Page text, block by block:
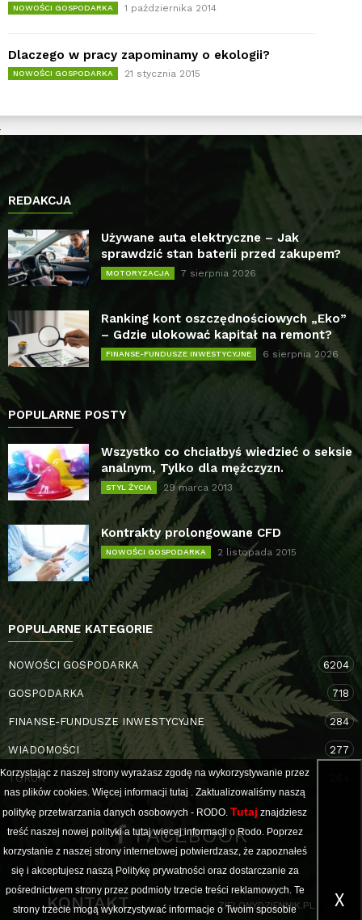
NOWOŚCI GOSPODARKA 1 października 2014
Dlaczego w pracy zapominamy o ekologii?
NOWOŚCI GOSPODARKA 21 stycznia 2015
REDAKCJA
Używane auta elektryczne – Jak
sprawdzić stan baterii przed zakupem?
MOTORYZACJA 7 sierpnia 2026
Ranking kont oszczędnościowych „Eko”
– Gdzie ulokować kapitał na remont?
FINANSE-FUNDUSZE INWESTYCYJNE 6 sierpnia 2026
POPULARNE POSTY
Wszystko co chciałbyś wiedzieć o seksie
analnym, Tylko dla mężczyzn.
STYL ŻYCIA 29 marca 2013
Kontrakty prolongowane CFD
NOWOŚCI GOSPODARKA 2 listopada 2015
POPULARNE KATEGORIE
NOWOŚCI GOSPODARKA 6204
GOSPODARKA 718
FINANSE-FUNDUSZE INWESTYCYJNE 284
WIADOMOŚCI 277
TORUŃ
FACEBOOK
KONTAKT ZIELONYDZIENNIK.PL
Korzystając z naszej strony wyrażasz zgodę na wykorzystywanie przez
nas plików cookies. Więcej informacji tutaj . Zaktualizowaliśmy naszą
politykę przetwarzania danych osobowych - RODO. Tutaj znajdziesz
treść naszej nowej polityki a tutajwięcej informacji o Rodo. Poprzez
korzystanie z naszej strony internetowej potwierdzasz, że zapoznałeś
się i akceptujesz naszą Politykę prywatności oraz dostarczanie za
pośrednictwem strony przez podmioty trzecie treści reklamowych. Te
strony trzecie mogą wykorzystywać informacje o Twoim sposobie
X